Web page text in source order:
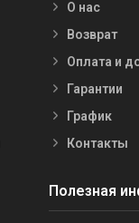
О нас
Возврат
Оплата и
Гарантии
График
Контакты
Полезная